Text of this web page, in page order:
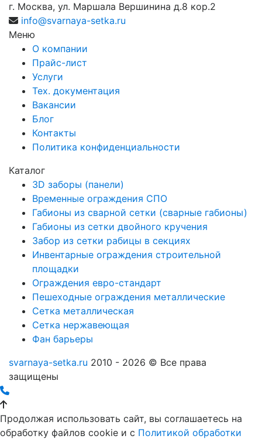
г. Москва, ул. Маршала Вершинина д.8 кор.2
info@svarnaya-setka.ru
Меню
О компании
Прайс-лист
Услуги
Тех. документация
Вакансии
Блог
Контакты
Политика конфиденциальности
Каталог
3D заборы (панели)
Временные ограждения СПО
Габионы из сварной сетки (сварные габионы)
Габионы из сетки двойного кручения
Забор из сетки рабицы в секциях
Инвентарные ограждения строительной
площадки
Ограждения евро-стандарт
Пешеходные ограждения металлические
Сетка металлическая
Сетка нержавеющая
Фан барьеры
svarnaya-setka.ru 2010 - 2026 © Все права
защищены
Продолжая использовать сайт, вы соглашаетесь на
обработку файлов cookie и c Политикой обработки